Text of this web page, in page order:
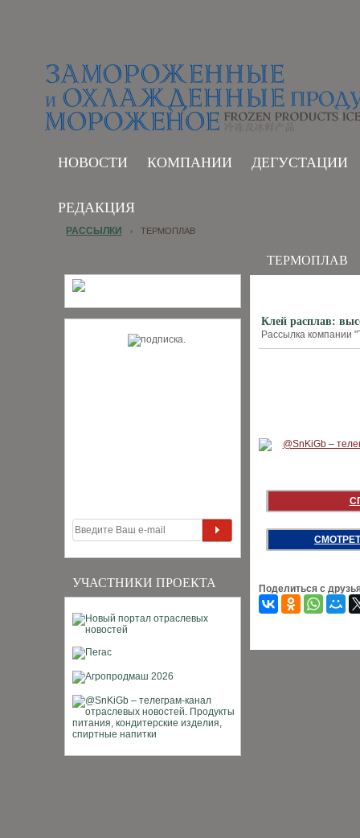
НОВОСТИ КОМПАНИИ ДЕГУСТАЦИИ
РЕДАКЦИЯ
УЧАСТНИКИ ПРОЕКТА
РАССЫЛКИ › ТЕРМОПЛАВ
ТЕРМОПЛАВ
Клей расплав:
Рассылка компании
Поделиться с